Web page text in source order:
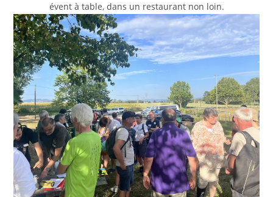
évent à table, dans un restaurant non loin.